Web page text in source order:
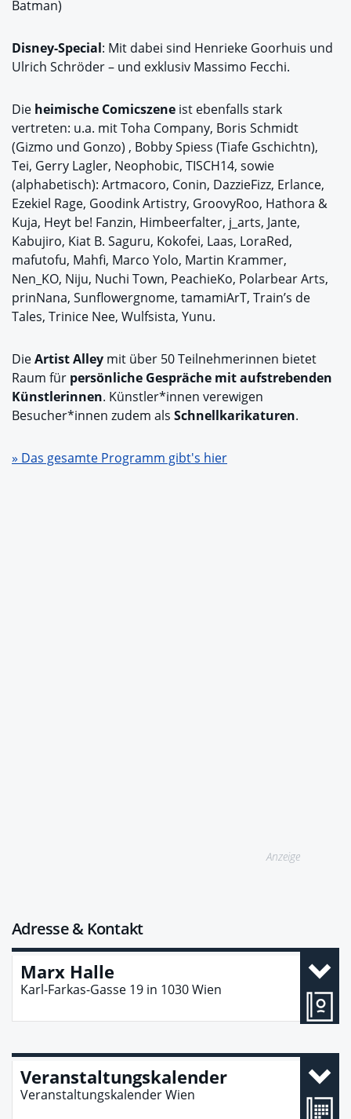
Batman)
Disney-Special: Mit dabei sind Henrieke Goorhuis und
Ulrich Schröder – und exklusiv Massimo Fecchi.
Die heimische Comicszene ist ebenfalls stark
vertreten: u.a. mit Toha Company, Boris Schmidt
(Gizmo und Gonzo) , Bobby Spiess (Tiafe Gschichtn),
Tei, Gerry Lagler, Neophobic, TISCH14, sowie
(alphabetisch): Artmacoro, Conin, DazzieFizz, Erlance,
Ezekiel Rage, Goodink Artistry, GroovyRoo, Hathora &
Kuja, Heyt be! Fanzin, Himbeerfalter, j_arts, Jante,
Kabujiro, Kiat B. Saguru, Kokofei, Laas, LoraRed,
mafutofu, Mahfi, Marco Yolo, Martin Krammer,
Nen_KO, Niju, Nuchi Town, PeachieKo, Polarbear Arts,
prinNana, Sunflowergnome, tamamiArT, Train’s de
Tales, Trinice Nee, Wulfsista, Yunu.
DieArtist Alley mit über 50 Teilnehmerinnen bietet
Raum für persönliche Gespräche mit aufstrebenden
Künstlerinnen. Künstler*innen verewigen
Besucher*innen zudem als Schnellkarikaturen.
» Das gesamte Programm gibt's hier
Anzeige
Adresse & Kontakt
Marx Halle
Karl-Farkas-Gasse 19 in 1030Wien
Veranstaltungskalender
Veranstaltungskalender Wien